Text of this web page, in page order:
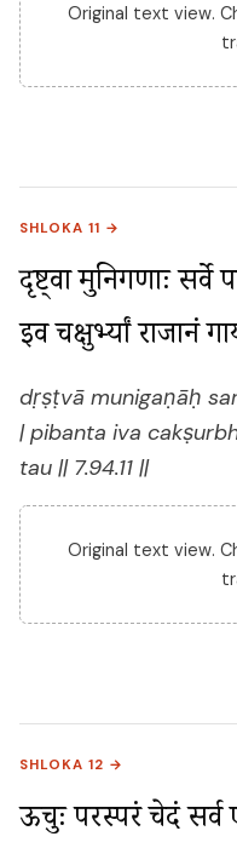
Original text view.
SHLOKA 11 →
दृष्ट्वा मुनिगणाः सर्वे
इव चक्षुर्भ्यां राजानं
dṛṣṭvā munigaṇāḥ
| pibanta iva
tau || 7.94.11 ||
Original text view.
SHLOKA 12 →
ऊचुः परस्परं चेदं सर्व